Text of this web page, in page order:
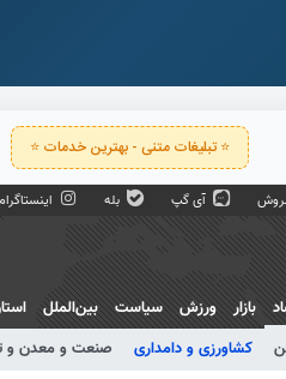
⭐ تبلیغات متنی - بهترین خدمات ⭐